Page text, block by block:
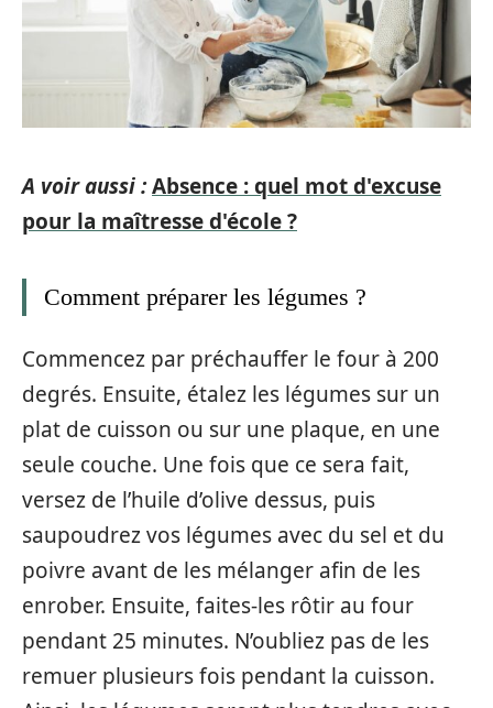
A voir aussi :Absence : quel mot d'excuse
pour la maîtresse d'école ?
Comment préparer les légumes ?
Commencez par préchauffer le four à 200
degrés. Ensuite, étalez les légumes sur un
plat de cuisson ou sur une plaque, en une
seule couche. Une fois que ce sera fait,
versez de l’huile d’olive dessus, puis
saupoudrez vos légumes avec du sel et du
poivre avant de les mélanger afin de les
enrober. Ensuite, faites-les rôtir au four
pendant 25 minutes. N’oubliez pas de les
remuer plusieurs fois pendant la cuisson.